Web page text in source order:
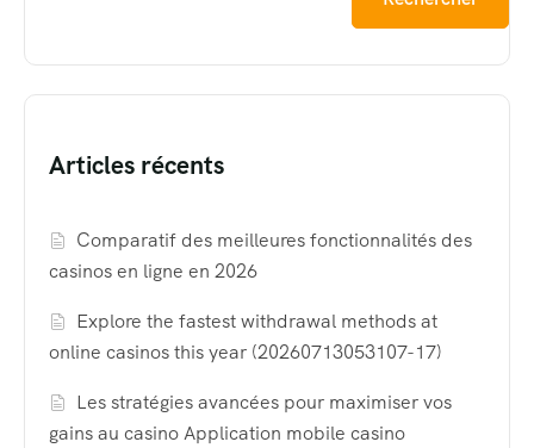
Articles récents
Comparatif des meilleures fonctionnalités des
casinos en ligne en 2026
Explore the fastest withdrawal methods at
online casinos this year (20260713053107-17)
Les stratégies avancées pour maximiser vos
gains au casino Application mobile casino